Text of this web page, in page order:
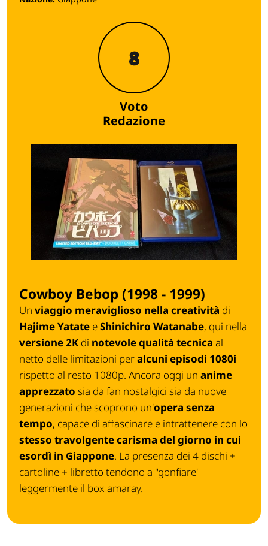
8
Voto
Redazione
Cowboy Bebop (1998 - 1999)
Un viaggio meraviglioso nella creatività di
Hajime Yatate eShinichiro Watanabe, qui nella
versione 2K di notevole qualità tecnica al
netto delle limitazioni peralcuni episodi 1080i
rispetto al resto 1080p. Ancora oggi un anime
apprezzato sia da fan nostalgici sia da nuove
generazioni che scoprono un'opera senza
tempo, capace di affascinare e intrattenere con lo
stesso travolgente carisma del giorno in cui
esordì in Giappone. La presenza dei 4 dischi +
cartoline + libretto tendono a "gonfiare"
leggermente il box amaray.